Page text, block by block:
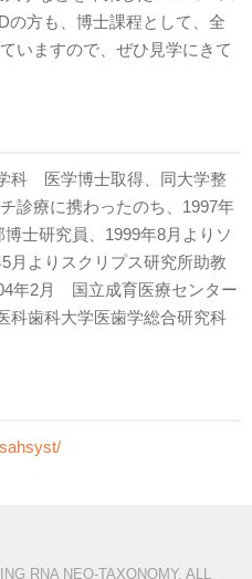
の方も、博士課程として、全
いますので、ぜひ見学にきて
科 医学博士取得、同大学整
診療に携わったのち、1997年
士研究員、1999年8月よりソ
月よりスクリプス研究所助教
年2月 国立成育医療センター
歯科大学医歯学総合研究科
RNA NEO-TAXONOMY. ALL